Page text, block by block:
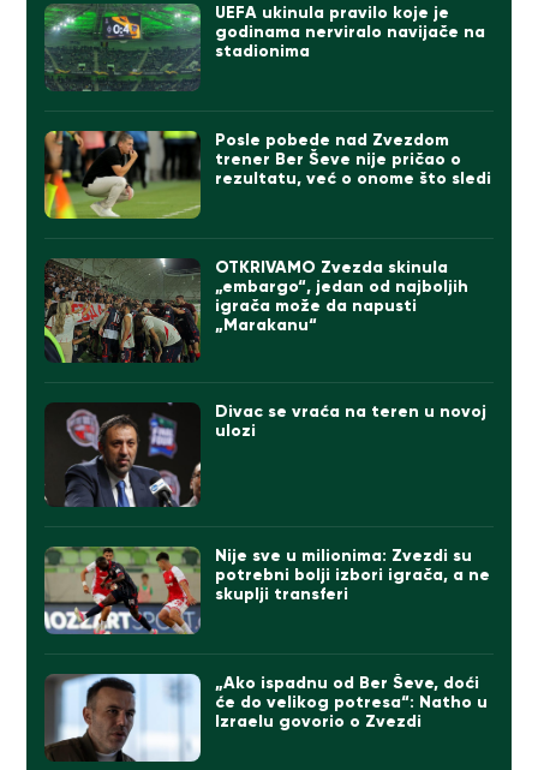
UEFA ukinula pravilo koje je
godinama nerviralo navijače na
stadionima
Posle pobede nad Zvezdom
trener Ber Ševe nije pričao o
rezultatu, već o onome što sledi
OTKRIVAMO Zvezda skinula
„embargo“, jedan od najboljih
igrača može da napusti
„Marakanu“
Divac se vraća na teren u novoj
ulozi
Nije sve u milionima: Zvezdi su
potrebni bolji izbori igrača, a ne
skuplji transferi
„Ako ispadnu od Ber Ševe, doći
će do velikog potresa“: Natho u
Izraelu govorio o Zvezdi